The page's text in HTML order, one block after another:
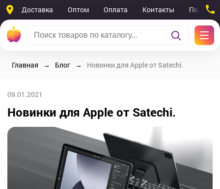
Доставка Оптом Оплата Контакты
Главная Блог Новинки для Apple от Satechi.
09.01.2021
Новинки для Apple от Satechi.